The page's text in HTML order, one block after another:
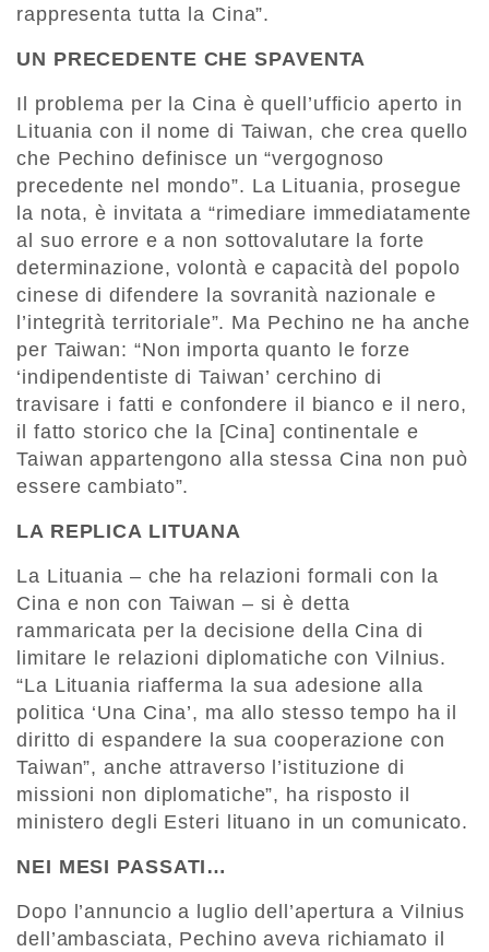
rappresenta tutta la Cina”.
UN PRECEDENTE CHE SPAVENTA
Il problema per la Cina è quell’ufficio aperto in
Lituania con il nome di Taiwan, che crea quello
che Pechino definisce un “vergognoso
precedente nel mondo”. La Lituania, prosegue
la nota, è invitata a “rimediare immediatamente
al suo errore e a non sottovalutare la forte
determinazione, volontà e capacità del popolo
cinese di difendere la sovranità nazionale e
l’integrità territoriale”. Ma Pechino ne ha anche
per Taiwan: “Non importa quanto le forze
‘indipendentiste di Taiwan’ cerchino di
travisare i fatti e confondere il bianco e il nero,
il fatto storico che la [Cina] continentale e
Taiwan appartengono alla stessa Cina non può
essere cambiato”.
LA REPLICA LITUANA
La Lituania – che ha relazioni formali con la
Cina e non con Taiwan – si è detta
rammaricata per la decisione della Cina di
limitare le relazioni diplomatiche con Vilnius.
“La Lituania riafferma la sua adesione alla
politica ‘Una Cina’, ma allo stesso tempo ha il
diritto di espandere la sua cooperazione con
Taiwan”, anche attraverso l’istituzione di
missioni non diplomatiche”, ha risposto il
ministero degli Esteri lituano in un comunicato.
NEI MESI PASSATI…
Dopo l’annuncio a luglio dell’apertura a Vilnius
dell’ambasciata, Pechino aveva richiamato il